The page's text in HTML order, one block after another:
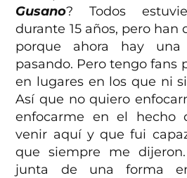
Gusano? Todos
durante 15 años, pero han
porque ahora hay
pasando. Pero tengo fans
en lugares en los que ni
Así que no quiero
enfocarme en el hecho
venir aquí y que fui
que siempre me
junta de una forma